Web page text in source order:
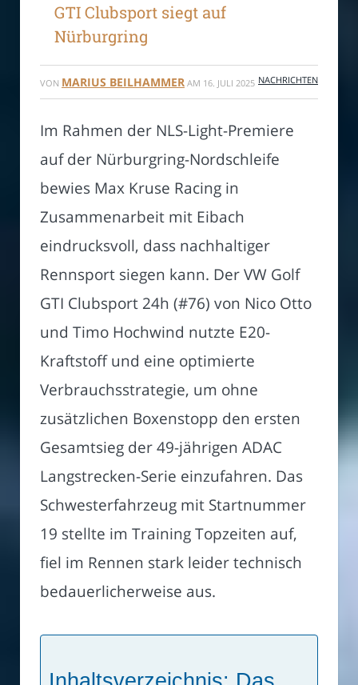
GTI Clubsport siegt auf
Nürburgring
VON MARIUS BEILHAMMER AM 16. JULI 2025 NACHRICHTEN
Im Rahmen der NLS-Light-Premiere
auf der Nürburgring-Nordschleife
bewies Max Kruse Racing in
Zusammenarbeit mit Eibach
eindrucksvoll, dass nachhaltiger
Rennsport siegen kann. Der VW Golf
GTI Clubsport 24h (#76) von Nico Otto
und Timo Hochwind nutzte E20-
Kraftstoff und eine optimierte
Verbrauchsstrategie, um ohne
zusätzlichen Boxenstopp den ersten
Gesamtsieg der 49-jährigen ADAC
Langstrecken-Serie einzufahren. Das
Schwesterfahrzeug mit Startnummer
19 stellte im Training Topzeiten auf,
fiel im Rennen stark leider technisch
bedauerlicherweise aus.